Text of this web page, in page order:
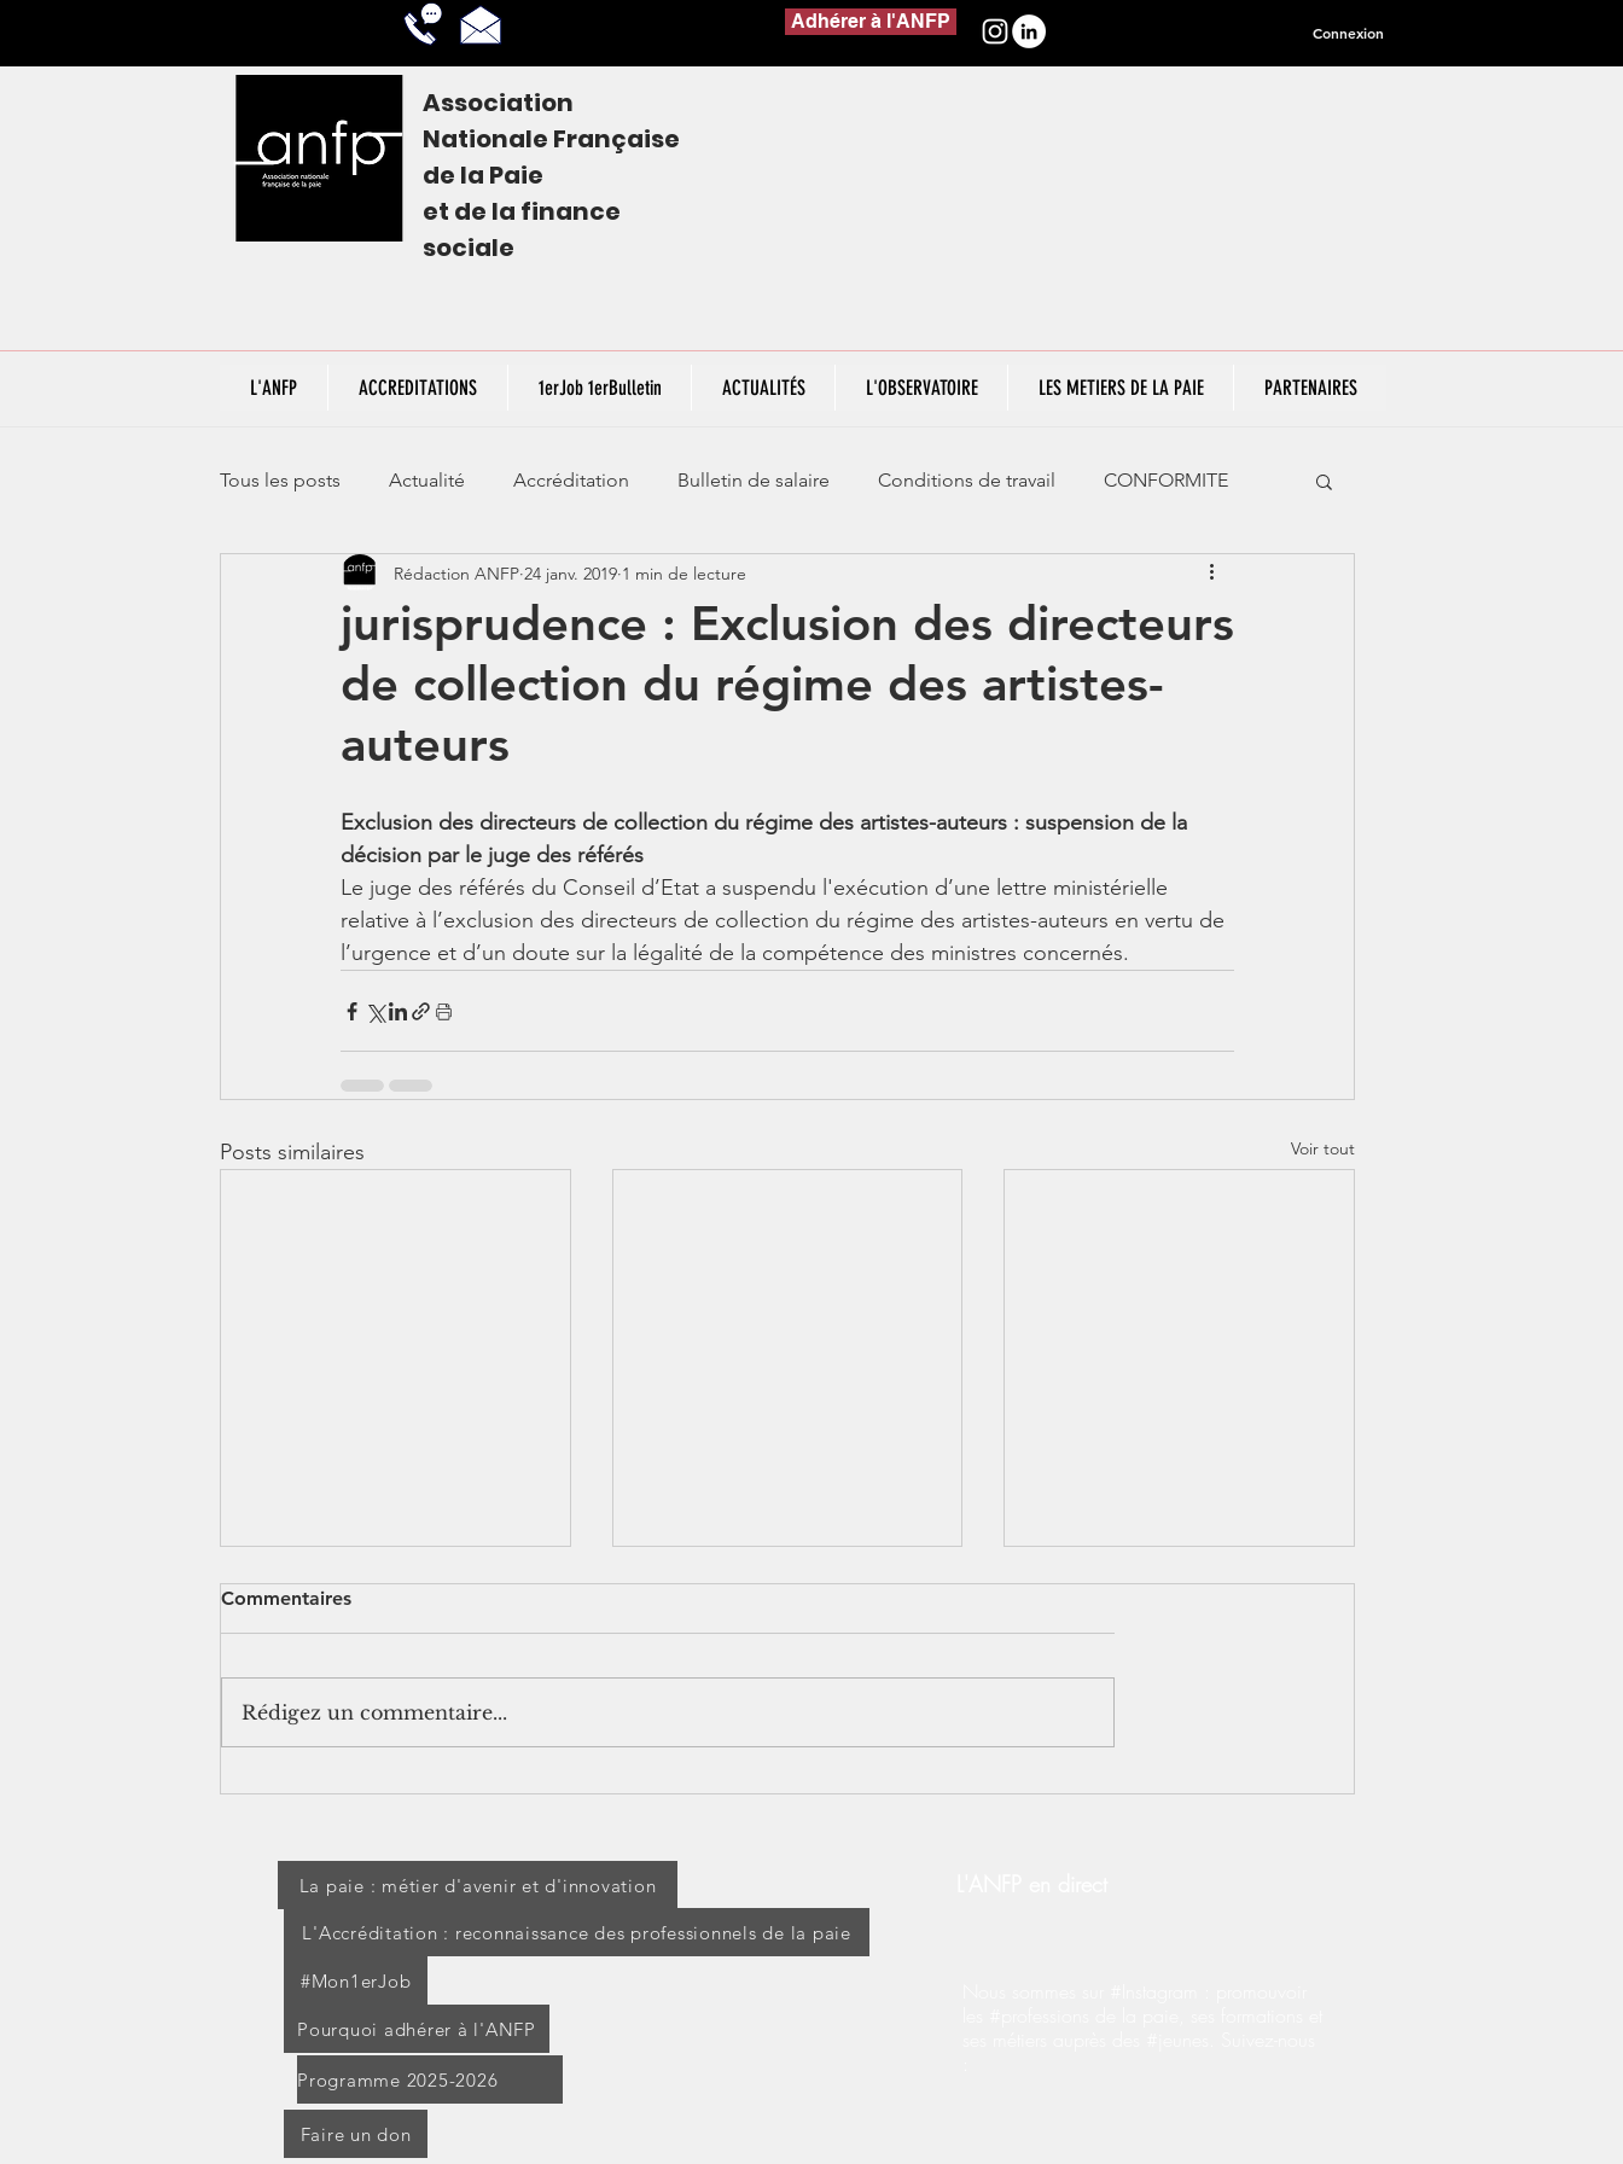
Adhérer à l'ANFP Connexion
Association
Nationale Française
de la Paie
et de la finance
sociale
L'ANFP ACCREDITATIONS 1erJob 1erBulletin ACTUALITÉS L'OBSERVATOIRE LES METIERS DE LA PAIE PARTENAIRES
Tous les posts Actualité Accréditation Bulletin de salaire Conditions de travail CONFORMITE
CORONAVIRUS - COVID 19 Jurisprudence Rémunération
Jeunes - 1erJob1erBP DSN BOSS Contrats aidés Jours fériés ABSENCES - IJSS
jurisprudence : Exclusion des directeurs
de collection du régime des artistes-
auteurs
Rédaction ANFP 24 janv. 2019 1 min de lecture
Exclusion des directeurs de collection du régime des artistes-auteurs : suspension de la
décision par le juge des référés
Le juge des référés du Conseil d’Etat a suspendu l'exécution d’une lettre ministérielle
relative à l’exclusion des directeurs de collection du régime des artistes-auteurs en vertu de
l’urgence et d’un doute sur la légalité de la compétence des ministres concernés.
Posts similaires Voir tout
être suspendues
Commentaires
Rédigez un commentaire...
La paie : métier d'avenir et d'innovation
L'Accréditation : reconnaissance des professionnels de la paie
#Mon1erJob
Pourquoi adhérer à l'ANFP
Programme 2025-2026
Faire un don